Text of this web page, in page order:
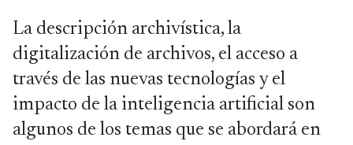
La descripción archivística, la
digitalización de archivos, el acceso a
través de las nuevas tecnologías y el
impacto de la inteligencia artificial son
algunos de los temas que se abordará en